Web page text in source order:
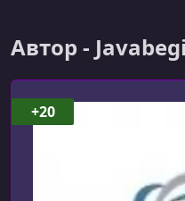
УРОК 7.
Добавление карты
УРОК 8.
Отображение карты
Автор -
+20